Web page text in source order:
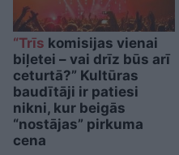
“Trīs komisijas vienai
biļetei – vai drīz būs arī
ceturtā?” Kultūras
baudītāji ir patiesi
nikni, kur beigās
“nostājas” pirkuma
cena